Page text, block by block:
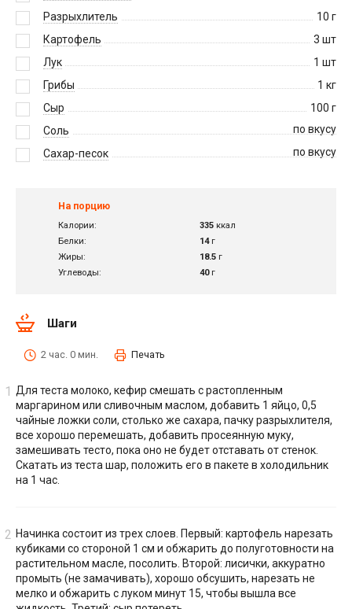
Разрыхлитель
10 г
Картофель
3 шт
Лук
1 шт
Грибы
1 кг
Сыр
100 г
Соль
по вкусу
Сахар-песок
по вкусу
На порцию
Калории: 335 ккал
Белки:
14г
Жиры:
18.5 г
Углеводы:
40г
Шаги
2 час. 0 мин. Печать
Для теста молоко, кефир смешать с растопленным
маргарином или сливочным маслом, добавить 1 яйцо, 0,5
чайные ложки соли, столько же сахара, пачку разрыхлителя,
все хорошо перемешать, добавить просеянную муку,
замешивать тесто, пока оно не будет отставать от стенок.
Скатать из теста шар, положить его в пакете в холодильник
на 1 час.
Начинка состоит из трех слоев. Первый: картофель нарезать
кубиками со стороной 1 см и обжарить до полуготовности на
растительном масле, посолить. Второй: лисички, аккуратно
промыть (не замачивать), хорошо обсушить, нарезать не
мелко и обжарить с луком минут 15, чтобы вышла все